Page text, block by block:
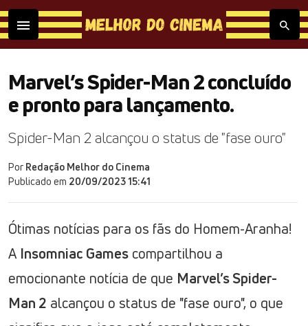
Marvel’s Spider-Man 2 concluído
e pronto para lançamento.
Spider-Man 2 alcançou o status de "fase ouro"
Por Redação Melhor do Cinema
Publicado em 20/09/2023 15:41
Ótimas notícias para os fãs do Homem-Aranha!
A Insomniac Games compartilhou a
emocionante notícia de que Marvel’s Spider-
Man 2 alcançou o status de "fase ouro", o que